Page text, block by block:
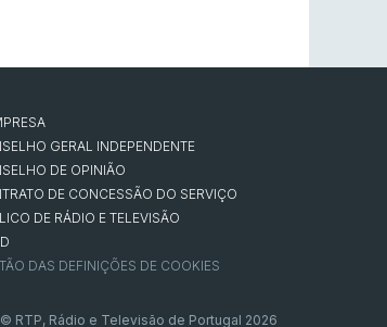
GERAL INDEPENDENTE
DE OPINIÃO
DE CONCESSÃO DO SERVIÇO
DE RÁDIO E TELEVISÃO
DAS DEFINIÇÕES DE COOKIES
© RTP, Rádio e Televisão de Portugal 2026